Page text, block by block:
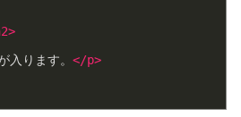
>
入ります。 </p>